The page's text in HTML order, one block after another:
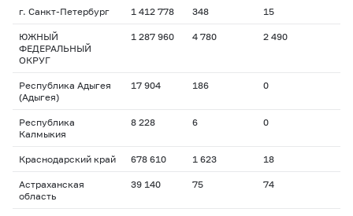
г. Санкт-Петербург 1 412 778 348 15
ЮЖНЫЙ
ФЕДЕРАЛЬНЫЙ
ОКРУГ
1 287 960 4 780 2 490
Республика Адыгея
(Адыгея)
17 904 186 0
Республика
Калмыкия
8 228 6 0
Краснодарский край 678 610 1 623 18
Астраханская
область
39 140 75 74